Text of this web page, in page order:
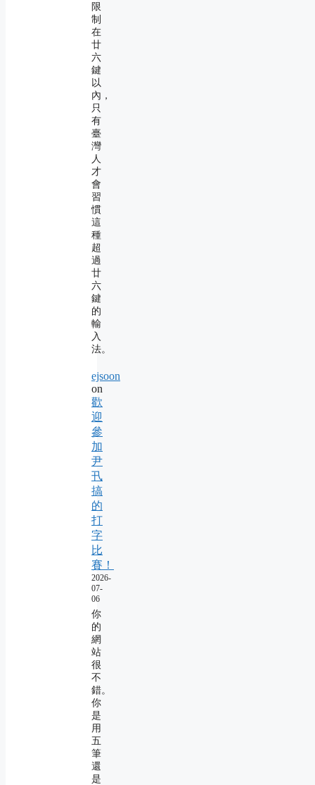
限
制
在
廿
六
鍵
以
內，
只
有
臺
灣
人
才
會
習
慣
這
種
超
過
廿
六
鍵
的
輸
入
法。
ejsoon
on
歡
迎
參
加
尹
卂
搞
的
打
字
比
賽！
2026-
07-
06
你
的
網
站
很
不
錯。
你
是
用
五
筆
還
是